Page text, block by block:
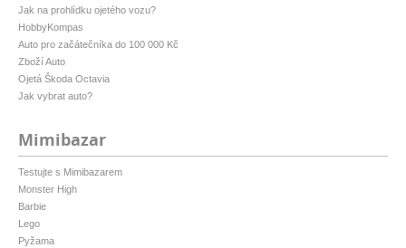
Jak na prohlídku ojetého vozu?
HobbyKompas
Auto pro začátečníka do 100 000 Kč
Zboží Auto
Ojetá Škoda Octavia
Jak vybrat auto?
Mimibazar
Testujte s Mimibazarem
Monster High
Barbie
Lego
Pyžama